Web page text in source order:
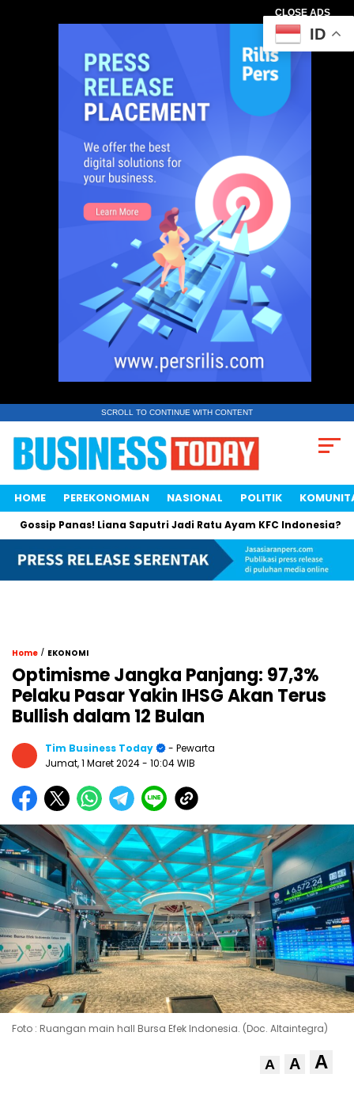
CLOSE ADS
SCROLL TO CONTINUE WITH CONTENT
HOME PEREKONOMIAN NASIONAL POLITIK
Panas! Liana Saputri Jadi Ratu Ayam KFC Indonesia?
Home / EKONOMI
Optimisme Jangka Panjang: 97,3%
Pelaku Pasar Yakin IHSG Akan Terus
Bullish dalam 12 Bulan
Tim Business Today
- Pewarta
Jumat, 1 Maret 2024- 10:04 WIB
Foto : Ruangan main hall Bursa Efek Indonesia. (Doc. Altaintegra)
A A A
ID